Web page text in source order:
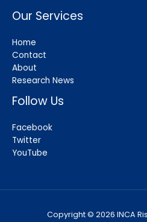
Our Services
Home
Contact
About
Research News
Follow Us
Facebook
Twitter
YouTube
Copyright © 2026 INCA